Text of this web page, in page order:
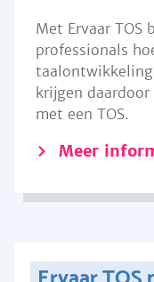
Met Ervaar TOS
professionals
krijgen
met een TOS.
Meer